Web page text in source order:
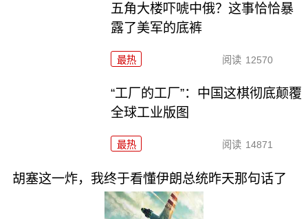
五角大楼吓唬中俄？这事恰恰暴
露了美军的底裤
最热 阅读 12570
“工厂的工厂”：中国这棋彻底颠覆
全球工业版图
最热 阅读 14871
胡塞这一炸，我终于看懂伊朗总统昨天那句话了